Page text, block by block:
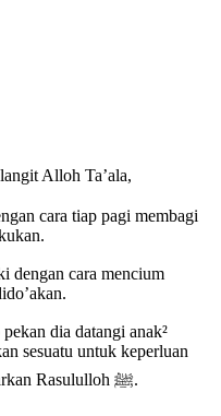
Alloh Ta’ala,
cara tiap pagi membagi
dengan cara mencium
dia datangi anak²
sesuatu untuk keperluan
mereka, sebagaimana yang telah diajarkan Rasululloh ﷺ.